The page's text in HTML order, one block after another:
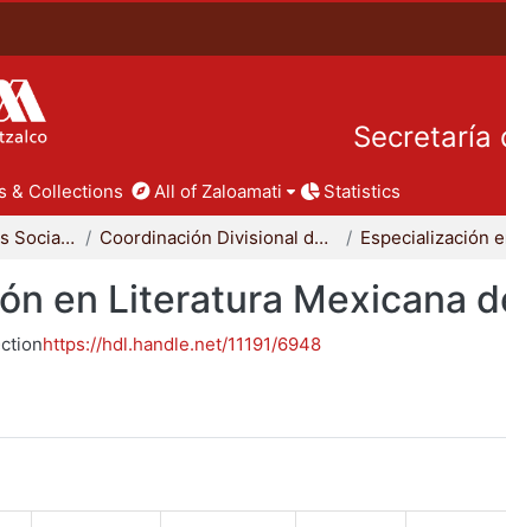
Secretaría
& Collections All of Zaloamati Statistics
División de Ciencias Sociales y Humanidades Coordinación Divisional de Posgrado
en Literatura Mexicana
https://hdl.handle.net/11191/6948